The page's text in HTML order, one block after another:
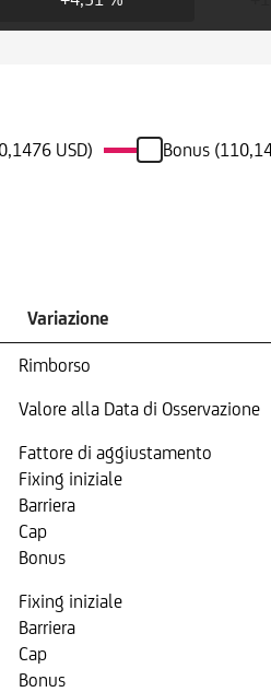
USD) Bonus
Variazione
Rimborso
Valore alla Data di Osservazione
Fattore di aggiustamento
Fixing iniziale
Barriera
Cap
Bonus
Fixing iniziale
Barriera
Cap
Bonus